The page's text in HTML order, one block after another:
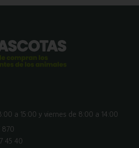
a 15:00 y viernes de 8:00 a 14:00
870
45 40